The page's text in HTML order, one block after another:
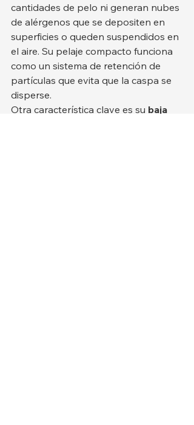
cantidades de pelo ni generan nubes
de alérgenos que se depositen en
superficies o queden suspendidos en
el aire. Su pelaje compacto funciona
como un sistema de retención de
partículas que evita que la caspa se
disperse.
Otra característica clave es su baja